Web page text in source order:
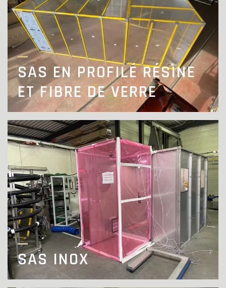
SAS EN PROFILÉ RÉSINE
ET FIBRE DE VERRE
SAS INOX